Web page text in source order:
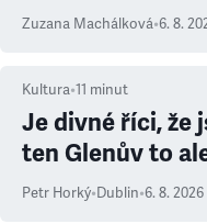
Zuzana Machálková•6. 8.
Kultura•11 minut
Je divné říci, že
ten Glenův to
Petr Horký•Dublin•6. 8. 2026